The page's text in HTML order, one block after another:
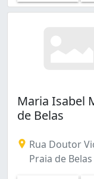
Maria Isabel
de Belas
Rua Doutor
Praia de